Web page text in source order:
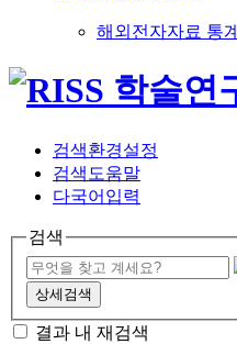
해외전자자료 통계
검색환경설정
검색도움말
다국어입력
검색
상세검색
결과 내 재검색